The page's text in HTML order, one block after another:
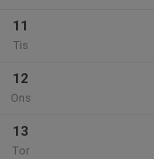
11
Tis
12
Ons
13
Tor